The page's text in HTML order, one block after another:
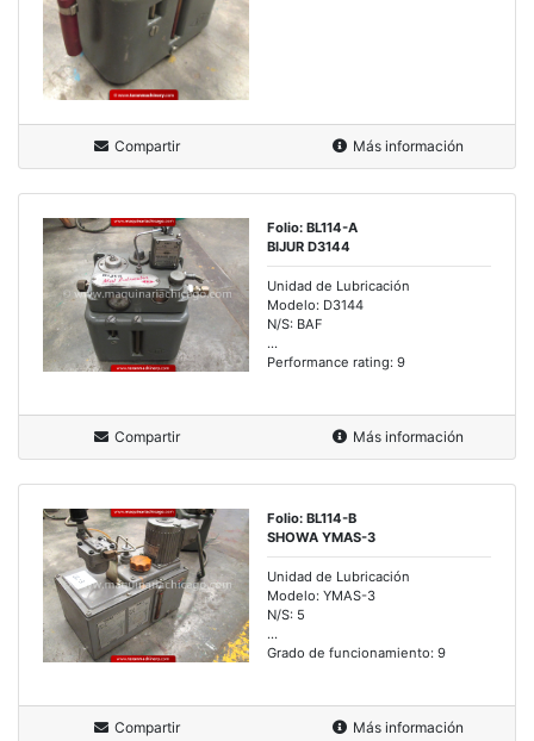
Compartir Más información
Folio: BL114-A
BIJUR D3144
Unidad de Lubricación
Modelo: D3144
N/S: BAF
...
Performance rating: 9
Compartir Más información
Folio: BL114-B
SHOWA YMAS-3
Unidad de Lubricación
Modelo: YMAS-3
N/S: 5
...
Grado de funcionamiento: 9
Compartir Más información